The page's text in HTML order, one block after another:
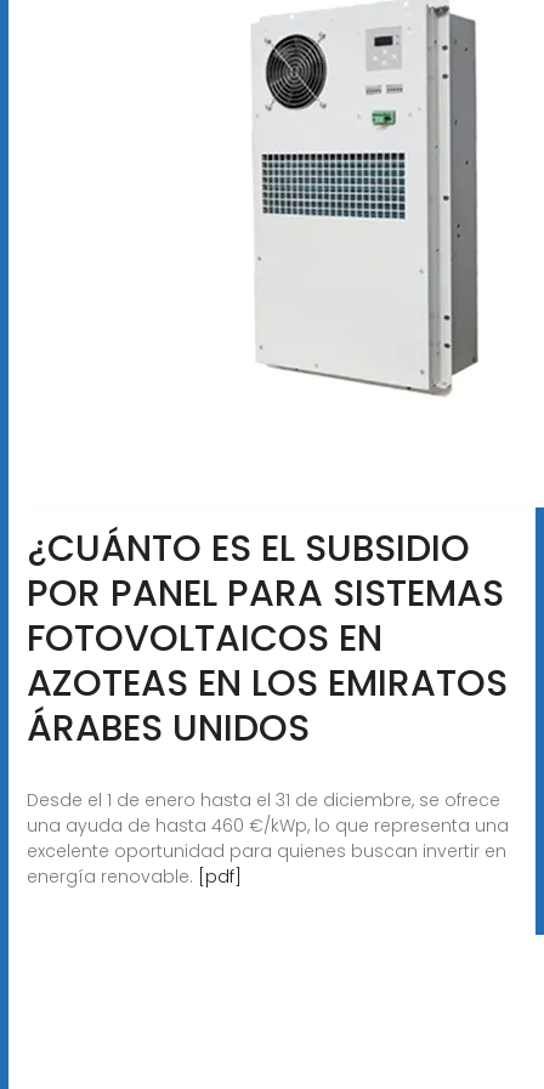
¿CUÁNTO ES EL SUBSIDIO
POR PANEL PARA SISTEMAS
FOTOVOLTAICOS EN
AZOTEAS EN LOS EMIRATOS
ÁRABES UNIDOS
Desde el 1 de enero hasta el 31 de diciembre, se ofrece
una ayuda de hasta 460 €/kWp, lo que representa una
excelente oportunidad para quienes buscan invertir en
energía renovable. [pdf]